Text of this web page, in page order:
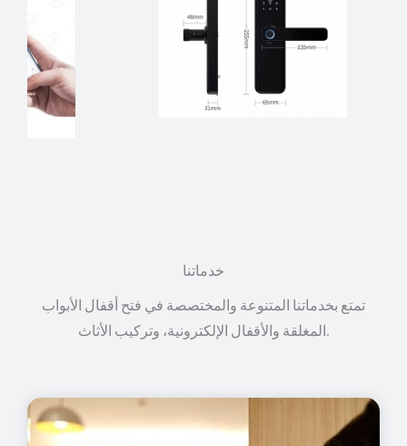
خدماتنا
تمتع بخدماتنا المتنوعة والمختصصة في فتح أقفال الأبواب